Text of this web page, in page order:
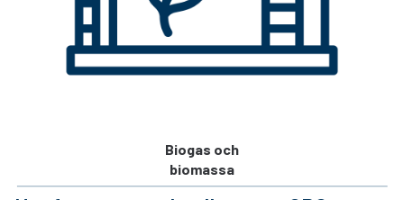
Biogas och
biomassa